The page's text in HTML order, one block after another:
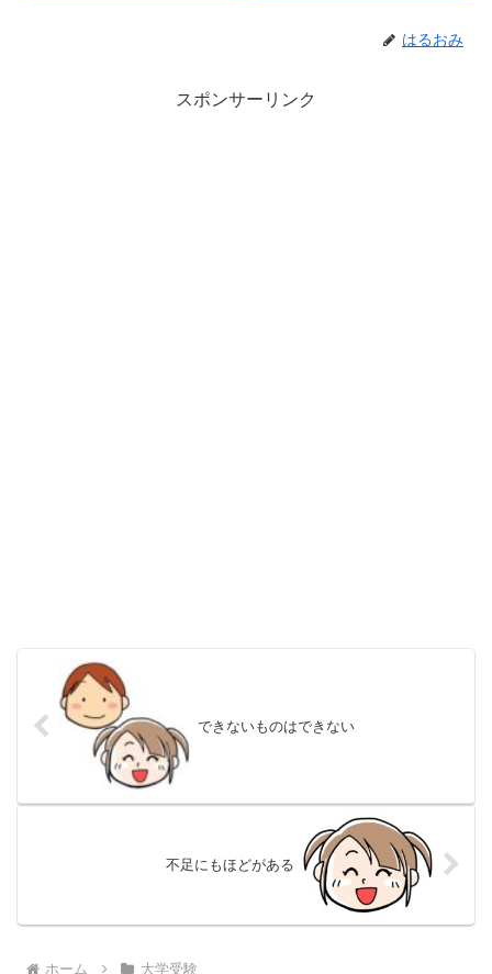
はるおみ
スポンサーリンク
できないものはできない
不足にもほどがある
ホーム 大学受験